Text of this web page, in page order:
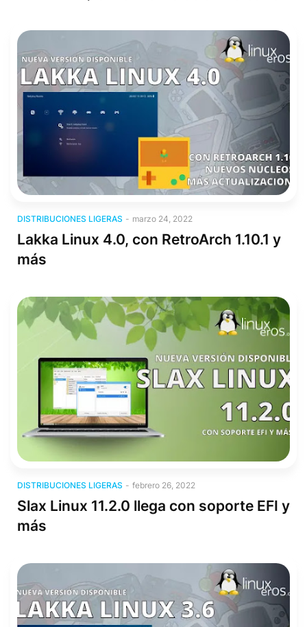
DISTRIBUCIONES LIGERAS - marzo 24, 2022
Lakka Linux 4.0, con RetroArch 1.10.1 y
más
DISTRIBUCIONES LIGERAS - febrero 26, 2022
Slax Linux 11.2.0 llega con soporte EFI y
más